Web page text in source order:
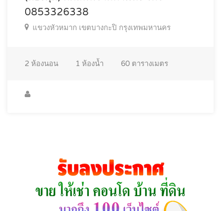
0853326338
แขวงหัวหมาก เขตบางกะปิ กรุงเทพมหานคร
2 ห้องนอน 1 ห้องน้ำ 60 ตารางเมตร